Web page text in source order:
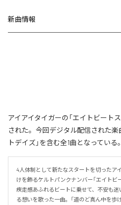
新曲情報
アイアイタイガーの「エイトビート
された。今回デジタル配信された楽
トデイズ」を含む全1曲となっている。
4人体制として新たなスタートを切ったア
けを飾るケルトパンクナンバー「エイトビ
疾走感あふれるビートに乗せて、不安も
る想いを歌った一曲。「道のど真ん中を